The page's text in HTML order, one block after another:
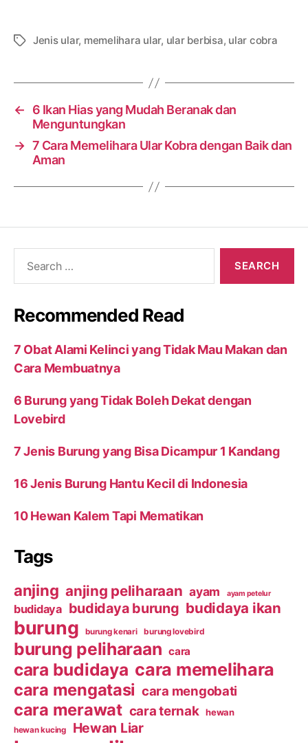
TagsJenis ular, memelihara ular, ular berbisa, ular cobra
←
6 Ikan Hias yang Mudah Beranak dan
Menguntungkan
→ 7 Cara Memelihara Ular Kobra dengan Baik dan
Aman
Recommended Read
7 Obat Alami Kelinci yang Tidak Mau Makan dan
Cara Membuatnya
6 Burung yang Tidak Boleh Dekat dengan
Lovebird
7 Jenis Burung yang Bisa Dicampur 1 Kandang
16 Jenis Burung Hantu Kecil di Indonesia
10 Hewan Kalem Tapi Mematikan
Tags
anjing anjing peliharaan ayam ayam petelur
budidaya budidaya burung budidaya ikan
burung burung kenari burung lovebird
burung peliharaan cara
cara budidaya cara memelihara
cara mengatasi cara mengobati
cara merawat cara ternak hewan
hewan kucing Hewan Liar